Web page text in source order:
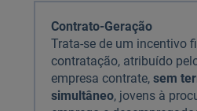
Contrato-Geração
Trata-se de um incentivo
contratação, atribuído
empresa contrate, sem
simultâneo, jovens à